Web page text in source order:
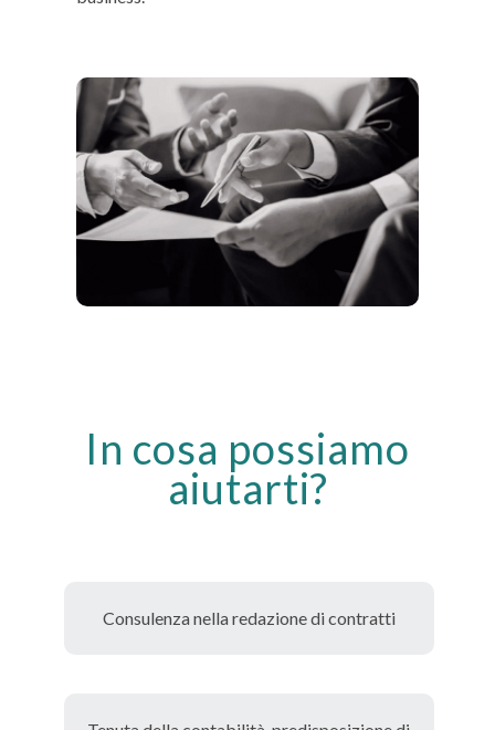
In cosa possiamo
aiutarti?
Consulenza nella redazione di contratti